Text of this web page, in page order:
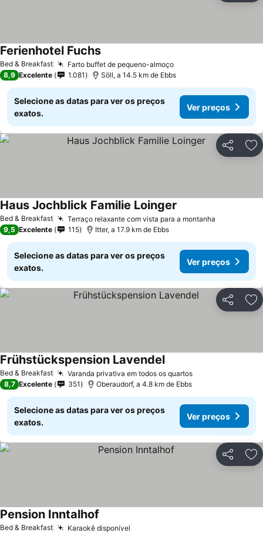
Bed & Breakfast Farto buffet de pequeno-almoço
Ferienhotel Fuchs
8,9 Excelente 1.081 Söll, a 14.5 km de Ebbs
Selecione as datas para ver os preços
exatos.
Ver preços
Partilhar
Bed & Breakfast Terraço relaxante com vista para a montanha
Haus Jochblick Familie Loinger
9,5 Excelente 115 Itter, a 17.9 km de Ebbs
Selecione as datas para ver os preços
exatos.
Ver preços
Partilhar
Bed & Breakfast Varanda privativa em todos os quartos
Frühstückspension Lavendel
8,7 Excelente 351 Oberaudorf, a 4.8 km de Ebbs
Selecione as datas para ver os preços
exatos.
Ver preços
Partilhar
Bed & Breakfast Karaokê disponível
Pension Inntalhof